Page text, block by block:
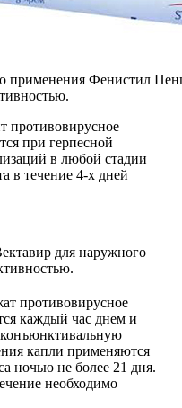
применения Фенистил
противовирусное
при герпесной
в любой стадии
в течение 4-х дней
для наружного
противовирусное
каждый час днем и
капли применяются
ночью не более 21 дня.
необходимо